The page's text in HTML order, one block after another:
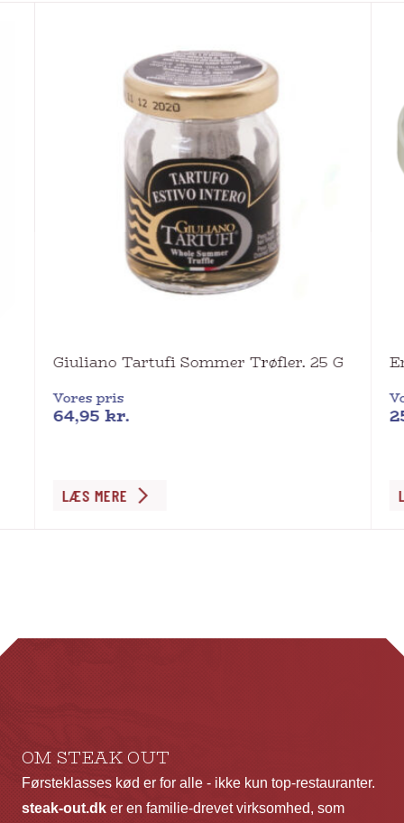
Giuliano Tartufi Sommer Trøfler. 25 G
Vores pris
64,95 kr.
LÆS MERE
OM STEAK OUT
Førsteklasses kød er for alle - ikke kun top-restauranter.
steak-out.dk er en familie-drevet virksomhed, som